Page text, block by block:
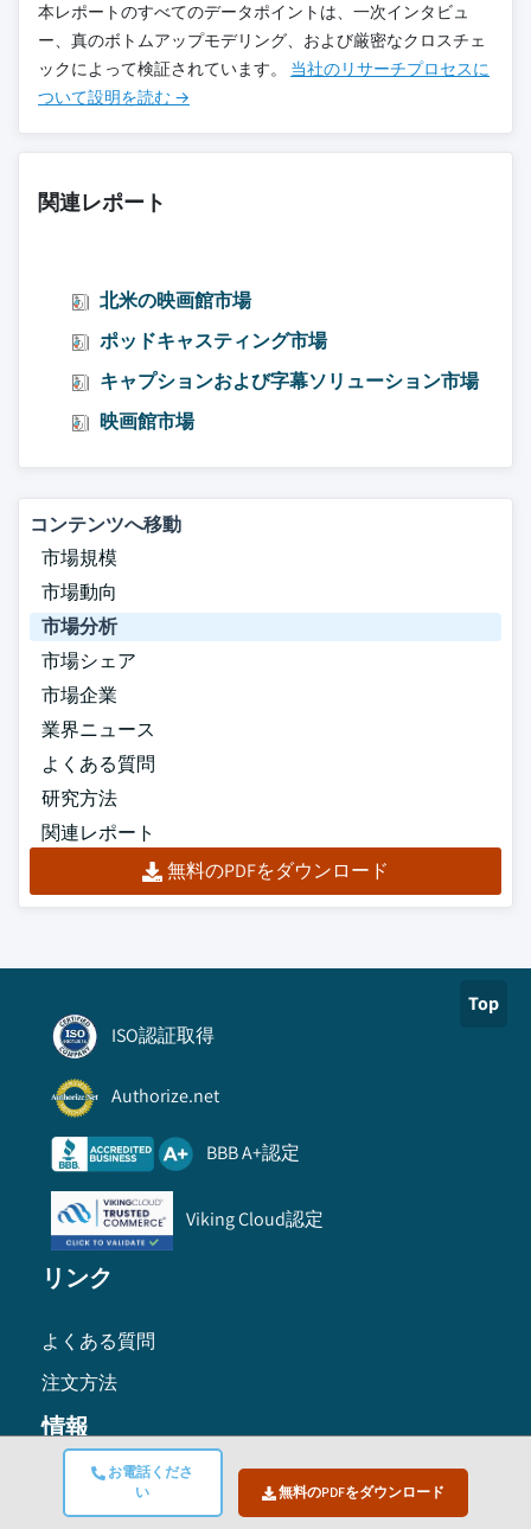
お電話くださ
い
無料のPDFをダウンロード
本レポートのすべてのデータポイントは、一次インタビュ
ー、真のボトムアップモデリング、および厳密なクロスチェ
ックによって検証されています。 当社のリサーチプロセスに
ついて設明を読む →
関連レポート
北米の映画館市場
ポッドキャスティング市場
キャプションおよび字幕ソリューション市場
映画館市場
コンテンツへ移動
市場規模
市場動向
市場分析
市場シェア
市場企業
業界ニュース
よくある質問
研究方法
関連レポート
無料のPDFをダウンロード
Top
ISO認証取得
Authorize.net
BBB A+認定
Viking Cloud認定
リンク
よくある質問
注文方法
情報